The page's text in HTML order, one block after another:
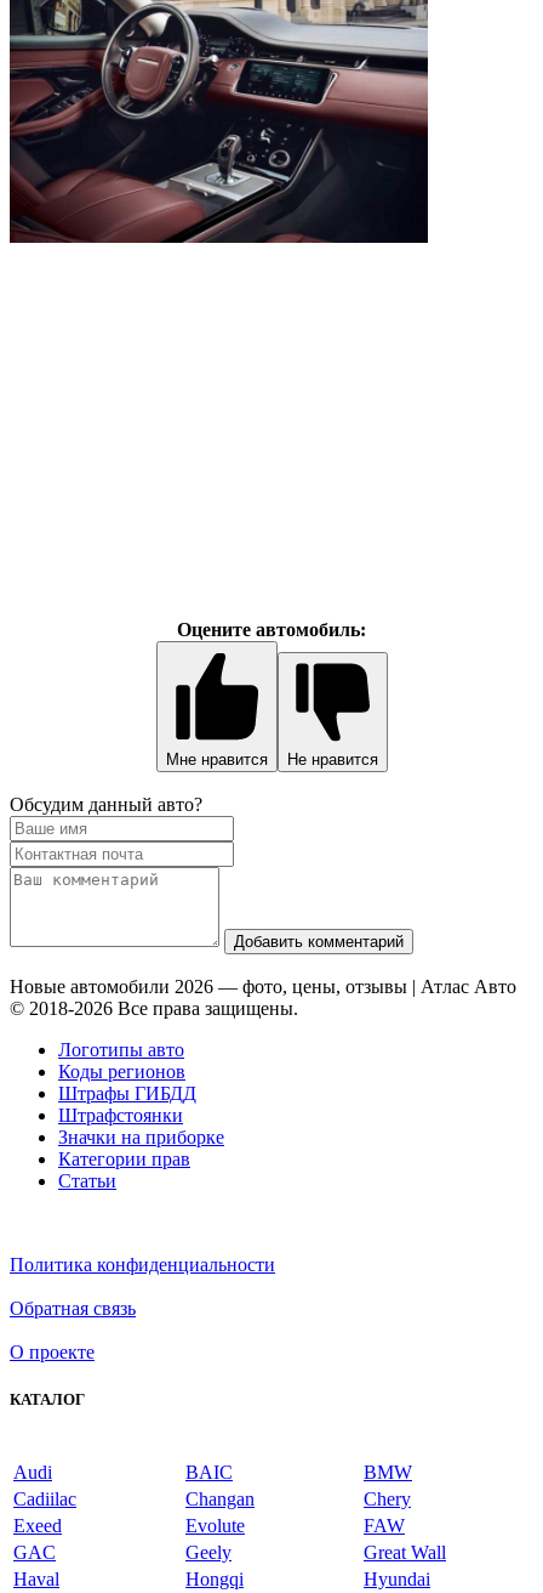
Оцените автомобиль:
Мне нравится Не нравится
Обсудим данный авто?
Добавить комментарий
Новые автомобили 2026 — фото, цены, отзывы | Атлас Авто
© 2018-2026 Все права защищены.
Логотипы авто
Коды регионов
Штрафы ГИБДД
Штрафстоянки
Значки на приборке
Категории прав
Статьи
Политика конфиденциальности
Обратная связь
О проекте
КАТАЛОГ
Audi BAIC
BMW
Cadiilac
Changan
Chery
Exeed
Evolute
FAW
GAC
Geely
Great Wall
Haval
Hongqi
Hyundai